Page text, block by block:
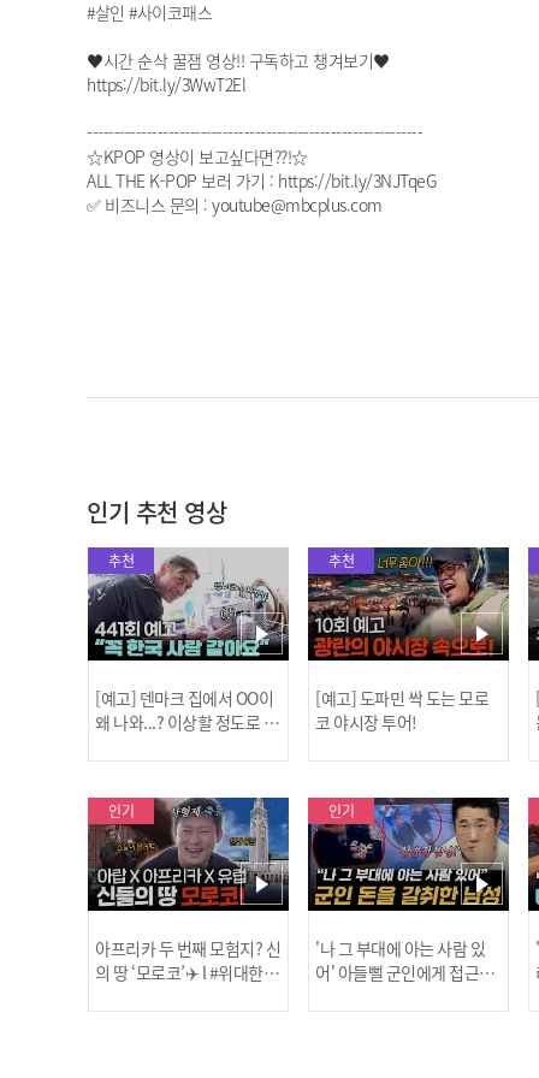
#살인 #사이코패스
♥시간 순삭 꿀잼 영상!! 구독하고 챙겨보기♥
https://bit.ly/3WwT2El
--------------------------------------------------------------
☆KPOP 영상이 보고싶다면??!☆
ALL THE K-POP 보러 가기 : https://bit.ly/3NJTqeG
✅ 비즈니스 문의 : youtube@mbcplus.com
인기 추천 영상
추천
[예고] 덴마크 집에서 OO이
왜 나와...? 이상할 정도로 한
추천
[예고] 도파민 싹 도는 모로
코 야시장 투어!
인기
아프리카 두 번째 모험지? 신
의 땅 ‘모로코’✈️ l #위대한가
인기
'나 그 부대에 아는 사람 있
어' 아들뻘 군인에게 접근한